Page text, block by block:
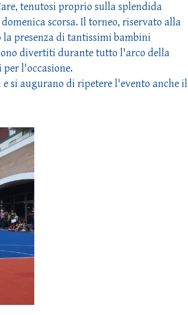
tenutosi proprio sulla splendida
scorsa. Il torneo, riservato alla
la presenza di tantissimi bambini
divertiti durante tutto l'arco della
l'occasione.
si augurano di ripetere l'evento anche il